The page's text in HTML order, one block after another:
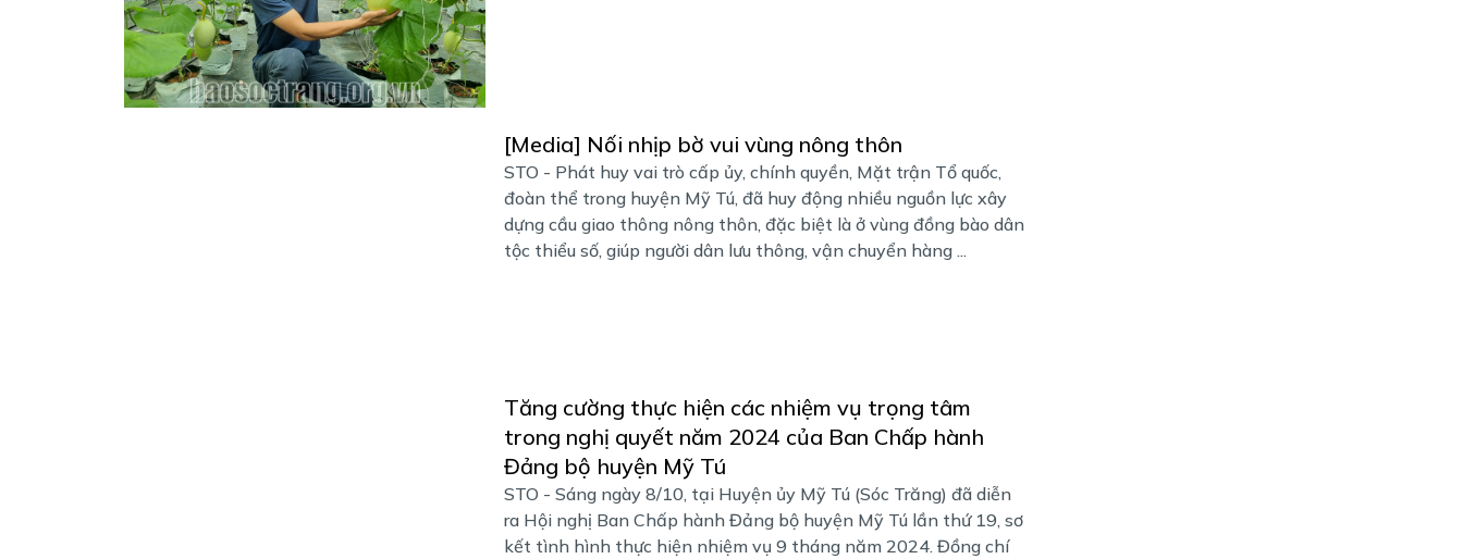
[Media] Nối nhịp bờ vui vùng nông thôn
STO - Phát huy vai trò cấp ủy, chính quyền, Mặt trận Tổ quốc,
đoàn thể trong huyện Mỹ Tú, đã huy động nhiều nguồn lực xây
dựng cầu giao thông nông thôn, đặc biệt là ở vùng đồng bào dân
tộc thiểu số, giúp người dân lưu thông, vận chuyển hàng ...
Tăng cường thực hiện các nhiệm vụ trọng tâm
trong nghị quyết năm 2024 của Ban Chấp hành
Đảng bộ huyện Mỹ Tú
STO - Sáng ngày 8/10, tại Huyện ủy Mỹ Tú (Sóc Trăng) đã diễn
ra Hội nghị Ban Chấp hành Đảng bộ huyện Mỹ Tú lần thứ 19, sơ
kết tình hình thực hiện nhiệm vụ 9 tháng năm 2024. Đồng chí